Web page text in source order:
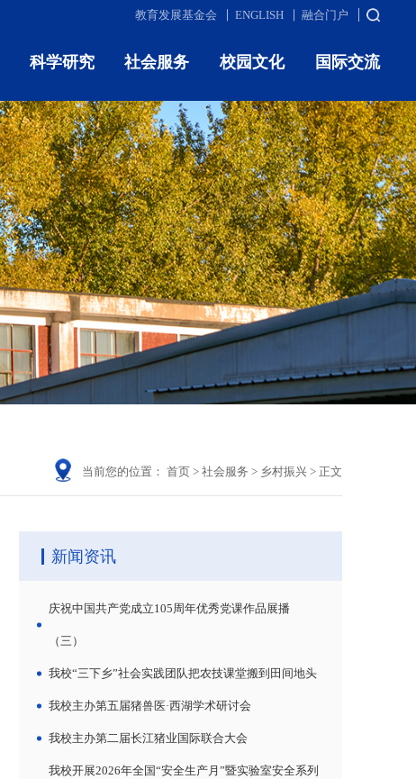
教育发展基金会 ENGLISH 融合门户
科学研究 社会服务 校园文化 国际交流
当前您的位置： 首页 > 社会服务 > 乡村振兴 > 正文
新闻资讯
庆祝中国共产党成立105周年优秀党课作品展播
（三）
我校“三下乡”社会实践团队把农技课堂搬到田间地头
我校主办第五届猪兽医·西湖学术研讨会
我校主办第二届长江猪业国际联合大会
我校开展2026年全国“安全生产月”暨实验室安全系列